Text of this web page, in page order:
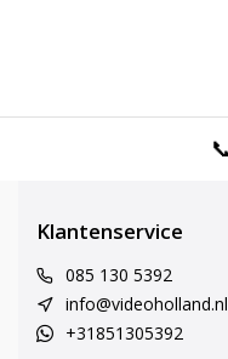
Klantenservice
085 130 5392
info@videoholland.nl
+31851305392